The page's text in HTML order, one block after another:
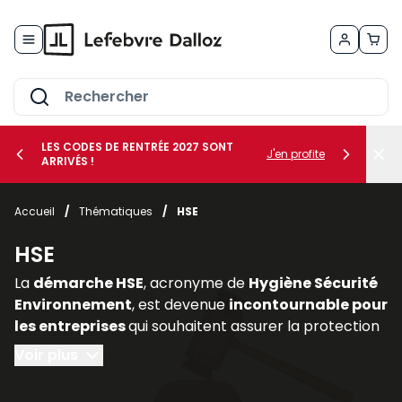
le sous-menu Vos métiers
le sous-menu Vos besoins
LES CODES DE RENTRÉE 2027 SONT
ARRIVÉS !
J'en profite
Accueil / Thématiques / HSE
HSE
La démarche HSE, acronyme de Hygiène Sécurité
Environnement, est devenue incontournable pour
les entreprisesqui souhaitent assurer la protection
de leurs salariés, limiter les risques professionnels et
intégrer les enjeux environnementaux dans leur